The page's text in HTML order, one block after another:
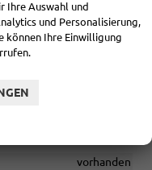
SmartLink
vorhanden
Ihre Auswahl und
und Personalisierung,
können Ihre Einwilligung